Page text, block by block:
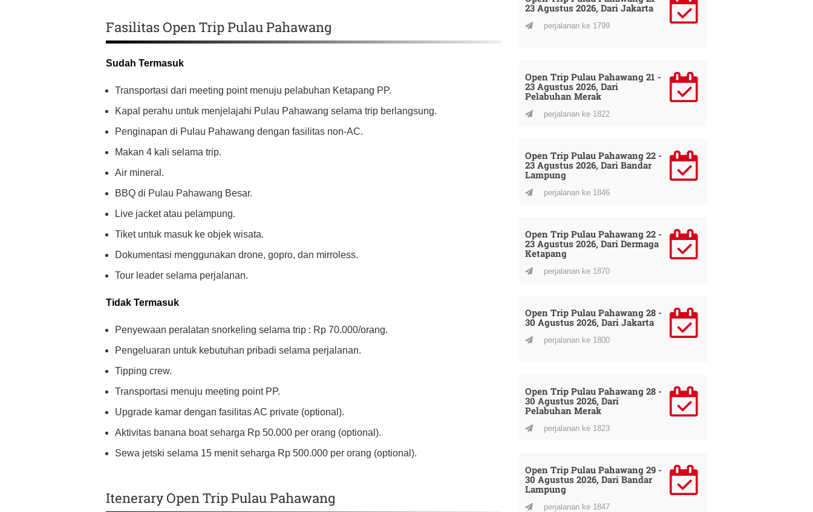
Fasilitas Open Trip Pulau Pahawang
Sudah Termasuk
Transportasi dari meeting point menuju pelabuhan Ketapang PP.
Kapal perahu untuk menjelajahi Pulau Pahawang selama trip berlangsung.
Penginapan di Pulau Pahawang dengan fasilitas non-AC.
Makan 4 kali selama trip.
Air mineral.
BBQ di Pulau Pahawang Besar.
Live jacket atau pelampung.
Tiket untuk masuk ke objek wisata.
Dokumentasi menggunakan drone, gopro, dan mirroless.
Tour leader selama perjalanan.
Tidak Termasuk
Penyewaan peralatan snorkeling selama trip : Rp 70.000/orang.
Pengeluaran untuk kebutuhan pribadi selama perjalanan.
Tipping crew.
Transportasi menuju meeting point PP.
Upgrade kamar dengan fasilitas AC private (optional).
Aktivitas banana boat seharga Rp 50.000 per orang (optional).
Sewa jetski selama 15 menit seharga Rp 500.000 per orang (optional).
Itenerary Open Trip Pulau Pahawang
23 Agustus 2026, Dari Jakarta
perjalanan ke 1799
Open Trip Pulau Pahawang 21 -
23 Agustus 2026, Dari
Pelabuhan Merak
perjalanan ke 1822
Open Trip Pulau Pahawang 22 -
23 Agustus 2026, Dari Bandar
Lampung
perjalanan ke 1846
Open Trip Pulau Pahawang 22 -
23 Agustus 2026, Dari Dermaga
Ketapang
perjalanan ke 1870
Open Trip Pulau Pahawang 28 -
30 Agustus 2026, Dari Jakarta
perjalanan ke 1800
Open Trip Pulau Pahawang 28 -
30 Agustus 2026, Dari
Pelabuhan Merak
perjalanan ke 1823
Open Trip Pulau Pahawang 29 -
30 Agustus 2026, Dari Bandar
Lampung
perjalanan ke 1847